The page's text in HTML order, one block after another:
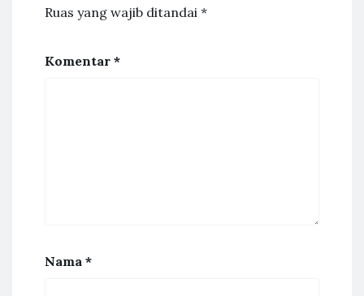
Ruas yang wajib ditandai *
Komentar *
Nama *